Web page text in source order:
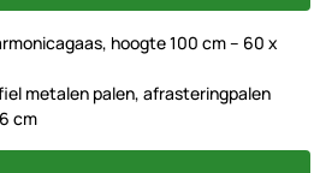
hoogte 100 cm – 60 x
metalen palen, afrasteringpalen
cm